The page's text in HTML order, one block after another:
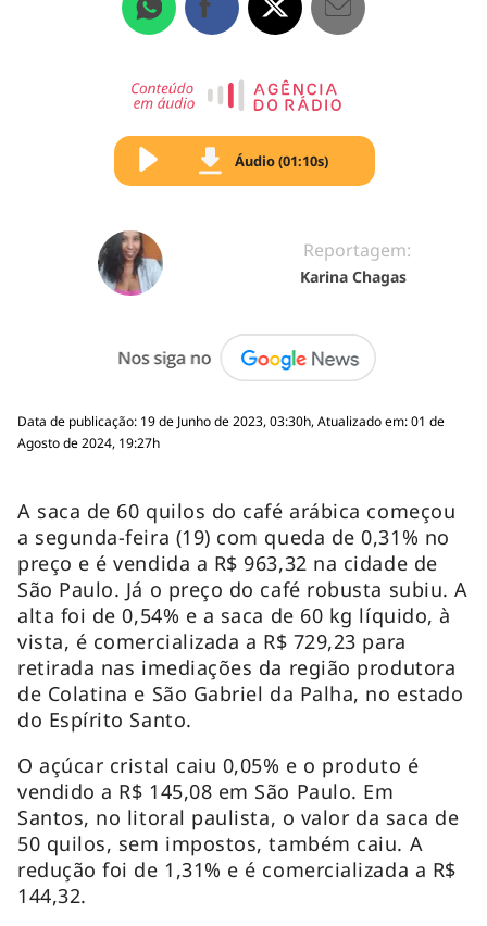
Áudio (01:10s)
Reportagem:
Karina Chagas
Data de publicação: 19 de Junho de 2023, 03:30h, Atualizado em: 01 de
Agosto de 2024, 19:27h
A saca de 60 quilos do café arábica começou
a segunda-feira (19) com queda de 0,31% no
preço e é vendida a R$ 963,32 na cidade de
São Paulo. Já o preço do café robusta subiu. A
alta foi de 0,54% e a saca de 60 kg líquido, à
vista, é comercializada a R$ 729,23 para
retirada nas imediações da região produtora
de Colatina e São Gabriel da Palha, no estado
do Espírito Santo.
O açúcar cristal caiu 0,05% e o produto é
vendido a R$ 145,08 em São Paulo. Em
Santos, no litoral paulista, o valor da saca de
50 quilos, sem impostos, também caiu. A
redução foi de 1,31% e é comercializada a R$
144,32.